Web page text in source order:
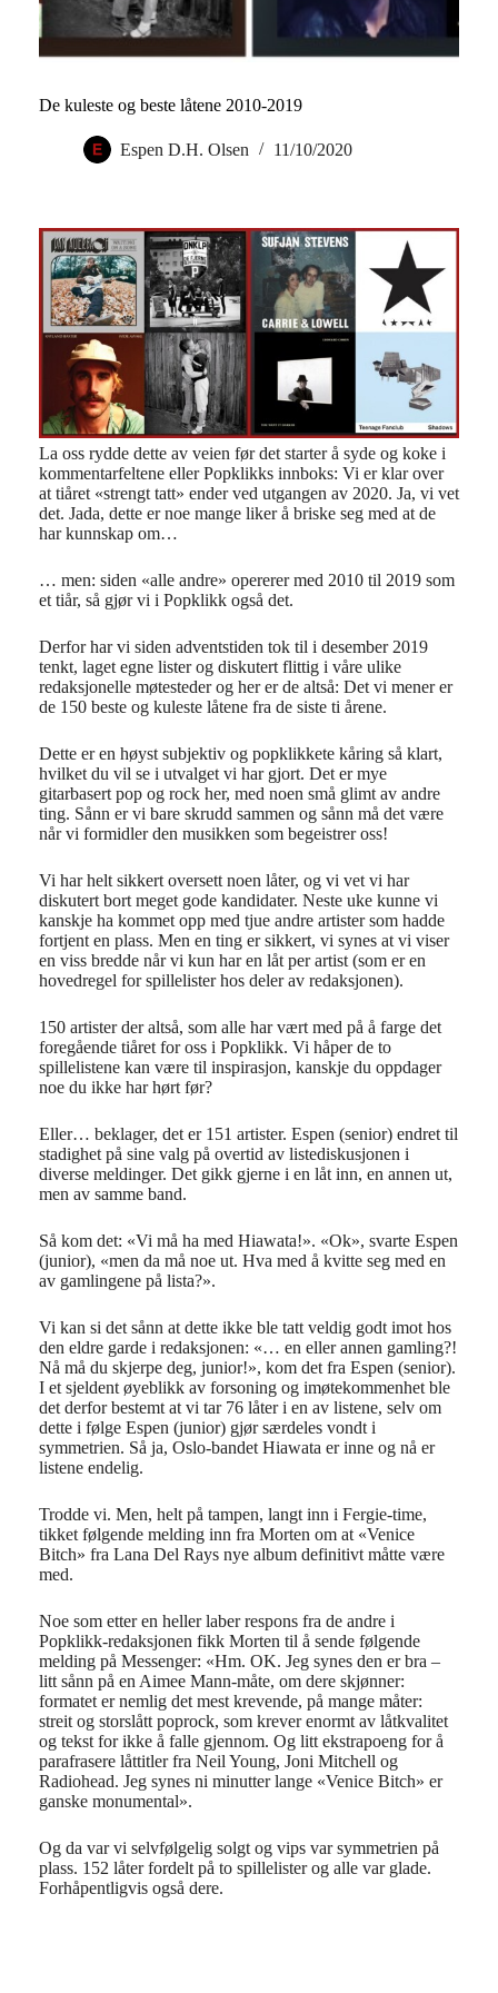
De kuleste og beste låtene 2010-2019
Espen D.H. Olsen 11/10/2020
La oss rydde dette av veien før det starter å syde og koke i
kommentarfeltene eller Popklikks innboks: Vi er klar over
at tiåret «strengt tatt» ender ved utgangen av 2020. Ja, vi vet
det. Jada, dette er noe mange liker å briske seg med at de
har kunnskap om…
… men: siden «alle andre» opererer med 2010 til 2019 som
et tiår, så gjør vi i Popklikk også det.
Derfor har vi siden adventstiden tok til i desember 2019
tenkt, laget egne lister og diskutert flittig i våre ulike
redaksjonelle møtesteder og her er de altså: Det vi mener er
de 150 beste og kuleste låtene fra de siste ti årene.
Dette er en høyst subjektiv og popklikkete kåring så klart,
hvilket du vil se i utvalget vi har gjort. Det er mye
gitarbasert pop og rock her, med noen små glimt av andre
ting. Sånn er vi bare skrudd sammen og sånn må det være
når vi formidler den musikken som begeistrer oss!
Vi har helt sikkert oversett noen låter, og vi vet vi har
diskutert bort meget gode kandidater. Neste uke kunne vi
kanskje ha kommet opp med tjue andre artister som hadde
fortjent en plass. Men en ting er sikkert, vi synes at vi viser
en viss bredde når vi kun har en låt per artist (som er en
hovedregel for spillelister hos deler av redaksjonen).
150 artister der altså, som alle har vært med på å farge det
foregående tiåret for oss i Popklikk. Vi håper de to
spillelistene kan være til inspirasjon, kanskje du oppdager
noe du ikke har hørt før?
Eller… beklager, det er 151 artister. Espen (senior) endret til
stadighet på sine valg på overtid av listediskusjonen i
diverse meldinger. Det gikk gjerne i en låt inn, en annen ut,
men av samme band.
Så kom det: «Vi må ha med Hiawata!». «Ok», svarte Espen
(junior), «men da må noe ut. Hva med å kvitte seg med en
av gamlingene på lista?».
Vi kan si det sånn at dette ikke ble tatt veldig godt imot hos
den eldre garde i redaksjonen: «… en eller annen gamling?!
Nå må du skjerpe deg, junior!», kom det fra Espen (senior).
I et sjeldent øyeblikk av forsoning og imøtekommenhet ble
det derfor bestemt at vi tar 76 låter i en av listene, selv om
dette i følge Espen (junior) gjør særdeles vondt i
symmetrien. Så ja, Oslo-bandet Hiawata er inne og nå er
listene endelig.
Trodde vi. Men, helt på tampen, langt inn i Fergie-time,
tikket følgende melding inn fra Morten om at «Venice
Bitch» fra Lana Del Rays nye album definitivt måtte være
med.
Noe som etter en heller laber respons fra de andre i
Popklikk-redaksjonen fikk Morten til å sende følgende
melding på Messenger: «Hm. OK. Jeg synes den er bra –
litt sånn på en Aimee Mann-måte, om dere skjønner:
formatet er nemlig det mest krevende, på mange måter:
streit og storslått poprock, som krever enormt av låtkvalitet
og tekst for ikke å falle gjennom. Og litt ekstrapoeng for å
parafrasere låttitler fra Neil Young, Joni Mitchell og
Radiohead. Jeg synes ni minutter lange «Venice Bitch» er
ganske monumental».
Og da var vi selvfølgelig solgt og vips var symmetrien på
plass. 152 låter fordelt på to spillelister og alle var glade.
Forhåpentligvis også dere.